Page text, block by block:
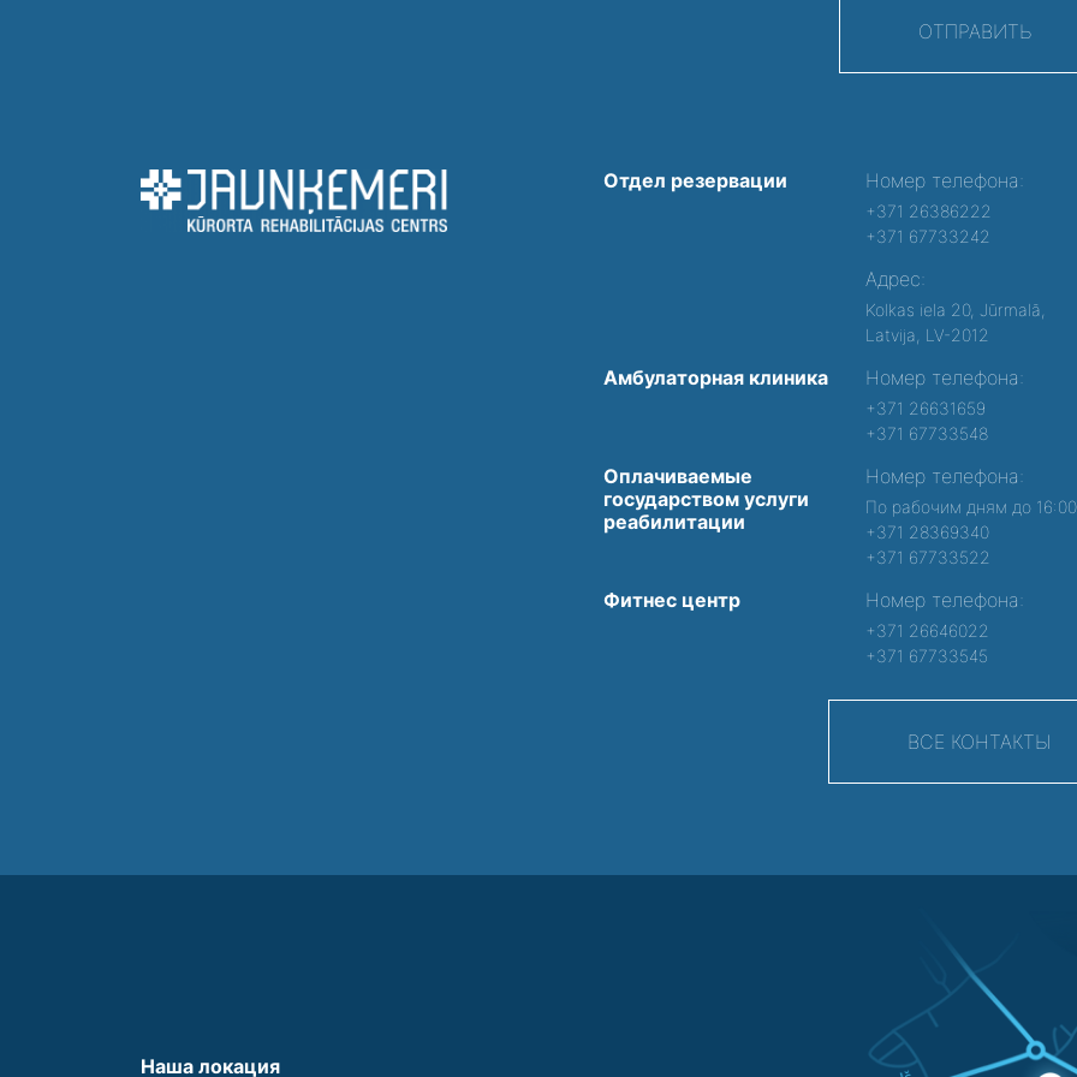
ОТПРАВИТЬ
Отдел резервации Номер телефона:
+371 26386222
+371 67733242
Адрес:
Kolkas iela 20, Jūrmalā,
Latvija, LV-2012
Амбулаторная клиника Номер телефона:
+371 26631659
+371 67733548
Оплачиваемые
государством услуги
реабилитации
Номер телефона:
По рабочим дням до 16:00
+371 28369340
+371 67733522
Фитнес центр Номер телефона:
+371 26646022
+371 67733545
ВСЕ КОНТАКТЫ
Наша локация